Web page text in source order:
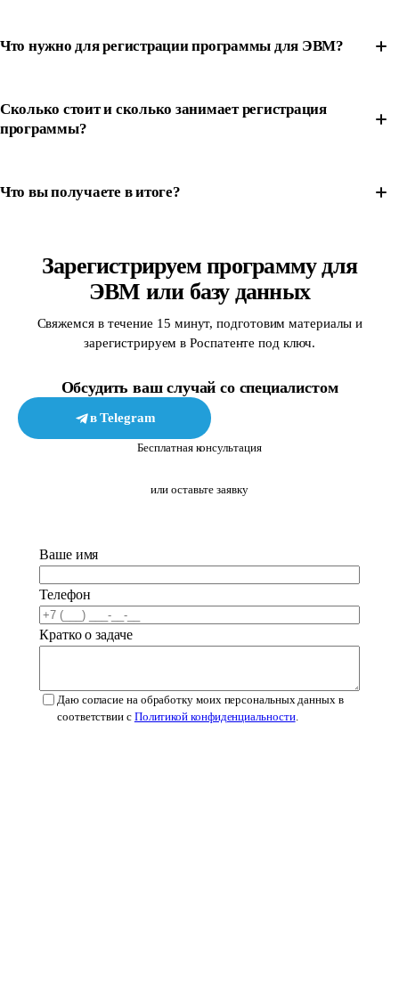
Что нужно для регистрации программы для ЭВМ?
Сколько стоит и сколько занимает регистрация
программы?
Что вы получаете в итоге?
Зарегистрируем программу для
ЭВМ или базу данных
Свяжемся в течение 15 минут, подготовим материалы и
зарегистрируем в Роспатенте под ключ.
Обсудить ваш случай со специалистом
в Telegram
Бесплатная консультация
или оставьте заявку
Ваше имя
Телефон
Кратко о задаче
Даю согласие на обработку моих персональных данных в
соответствии с Политикой конфиденциальности.